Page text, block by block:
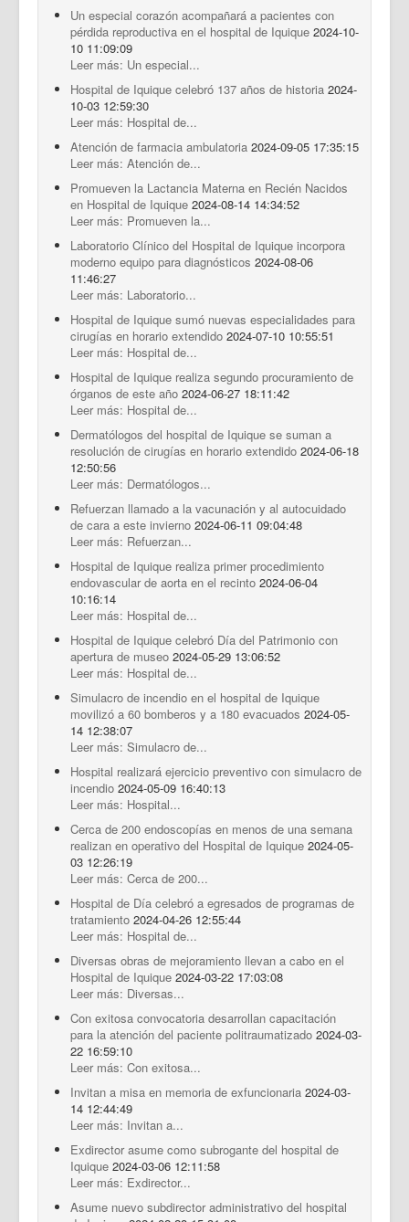
Un especial corazón acompañará a pacientes con
pérdida reproductiva en el hospital de Iquique 2024-10-
10 11:09:09
Leer más: Un especial...
Hospital de Iquique celebró 137 años de historia 2024-
10-03 12:59:30
Leer más: Hospital de...
Atención de farmacia ambulatoria 2024-09-05 17:35:15
Leer más: Atención de...
Promueven la Lactancia Materna en Recién Nacidos
en Hospital de Iquique 2024-08-14 14:34:52
Leer más: Promueven la...
Laboratorio Clínico del Hospital de Iquique incorpora
moderno equipo para diagnósticos 2024-08-06
11:46:27
Leer más: Laboratorio...
Hospital de Iquique sumó nuevas especialidades para
cirugías en horario extendido 2024-07-10 10:55:51
Leer más: Hospital de...
Hospital de Iquique realiza segundo procuramiento de
órganos de este año 2024-06-27 18:11:42
Leer más: Hospital de...
Dermatólogos del hospital de Iquique se suman a
resolución de cirugías en horario extendido 2024-06-18
12:50:56
Leer más: Dermatólogos...
Refuerzan llamado a la vacunación y al autocuidado
de cara a este invierno 2024-06-11 09:04:48
Leer más: Refuerzan...
Hospital de Iquique realiza primer procedimiento
endovascular de aorta en el recinto 2024-06-04
10:16:14
Leer más: Hospital de...
Hospital de Iquique celebró Día del Patrimonio con
apertura de museo 2024-05-29 13:06:52
Leer más: Hospital de...
Simulacro de incendio en el hospital de Iquique
movilizó a 60 bomberos y a 180 evacuados 2024-05-
14 12:38:07
Leer más: Simulacro de...
Hospital realizará ejercicio preventivo con simulacro de
incendio 2024-05-09 16:40:13
Leer más: Hospital...
Cerca de 200 endoscopías en menos de una semana
realizan en operativo del Hospital de Iquique 2024-05-
03 12:26:19
Leer más: Cerca de 200...
Hospital de Día celebró a egresados de programas de
tratamiento 2024-04-26 12:55:44
Leer más: Hospital de...
Diversas obras de mejoramiento llevan a cabo en el
Hospital de Iquique 2024-03-22 17:03:08
Leer más: Diversas...
Con exitosa convocatoria desarrollan capacitación
para la atención del paciente politraumatizado 2024-03-
22 16:59:10
Leer más: Con exitosa...
Invitan a misa en memoria de exfuncionaria 2024-03-
14 12:44:49
Leer más: Invitan a...
Exdirector asume como subrogante del hospital de
Iquique 2024-03-06 12:11:58
Leer más: Exdirector...
Asume nuevo subdirector administrativo del hospital